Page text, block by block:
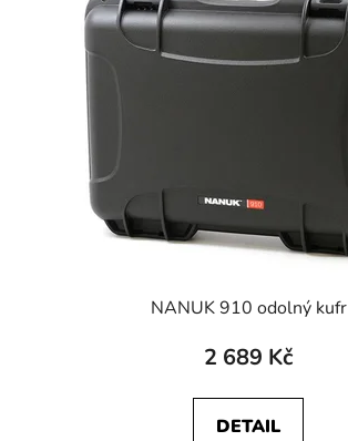
NANUK 910 odolný kufr
2 689 Kč
DETAIL